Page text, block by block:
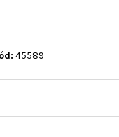
45589